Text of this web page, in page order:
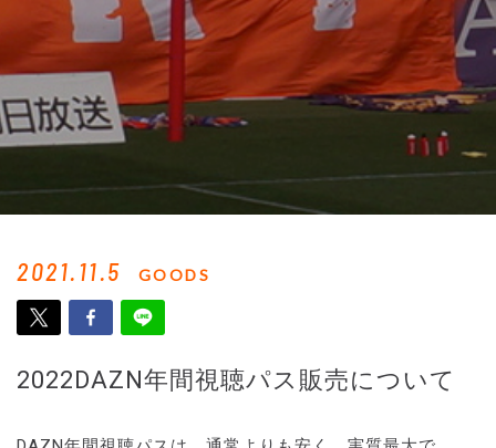
2021.11.5 GOODS
2022DAZN年間視聴パス販売について